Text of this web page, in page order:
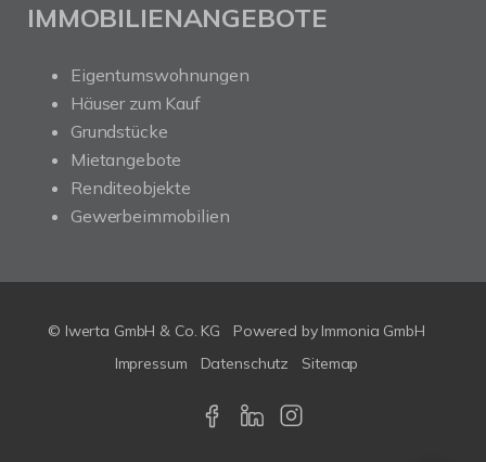
IMMOBILIENANGEBOTE
Eigentumswohnungen
Häuser zum Kauf
Grundstücke
Mietangebote
Renditeobjekte
Gewerbeimmobilien
© Iwerta GmbH & Co. KG Powered by Immonia GmbH
Impressum
Datenschutz Sitemap